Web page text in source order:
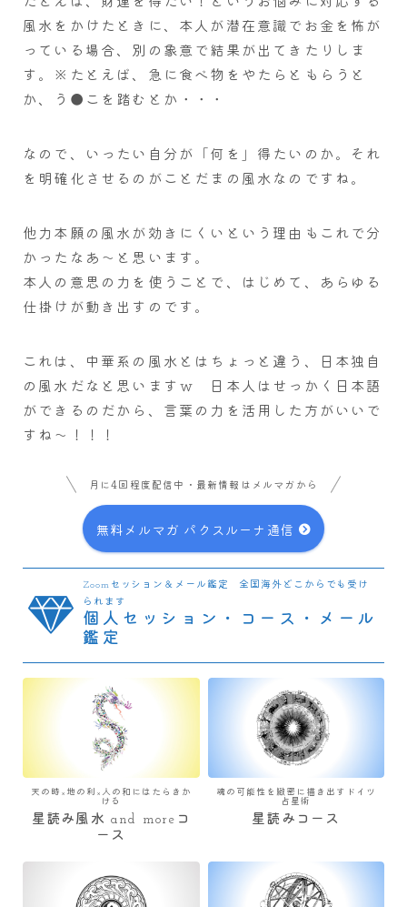
風水をかけたときに、本人が潜在意識でお金を怖が
っている場合、別の象意で結果が出てきたりしま
す。※たとえば、急に食べ物をやたらともらうと
か、う●こを踏むとか・・・
なので、いったい自分が「何を」得たいのか。それ
を明確化させるのがことだまの風水なのですね。
他力本願の風水が効きにくいという理由もこれで分
かったなあ～と思います。
本人の意思の力を使うことで、はじめて、あらゆる
仕掛けが動き出すのです。
これは、中華系の風水とはちょっと違う、日本独自
の風水だなと思いますｗ 日本人はせっかく日本語
ができるのだから、言葉の力を活用した方がいいで
すね～！！！
月に4回程度配信中・最新情報はメルマガから
無料メルマガ パクスルーナ通信
Zoomセッション＆メール鑑定 全国海外どこからでも受け
られます
個人セッション・コース・メール
鑑定
天の時×地の利×人の和にはたらきか
ける
星読み風水 and moreコ
ース
魂の可能性を緻密に描き出すドイツ
占星術
星読みコース